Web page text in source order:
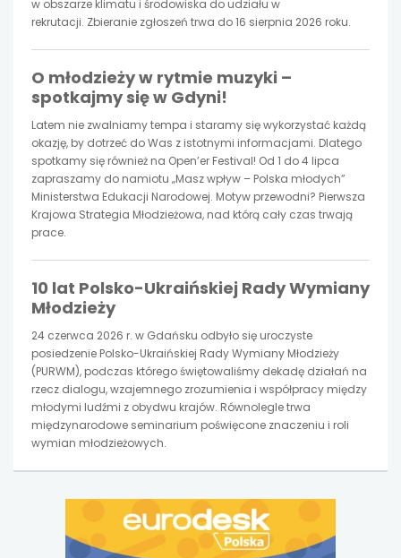
w obszarze klimatu i środowiska do udziału w
rekrutacji. Zbieranie zgłoszeń trwa do 16 sierpnia 2026 roku.
O młodzieży w rytmie muzyki –
spotkajmy się w Gdyni!
Latem nie zwalniamy tempa i staramy się wykorzystać każdą
okazję, by dotrzeć do Was z istotnymi informacjami. Dlatego
spotkamy się również na Open’er Festival! Od 1 do 4 lipca
zapraszamy do namiotu „Masz wpływ – Polska młodych”
Ministerstwa Edukacji Narodowej. Motyw przewodni? Pierwsza
Krajowa Strategia Młodzieżowa, nad którą cały czas trwają
prace.
10 lat Polsko-Ukraińskiej Rady Wymiany
Młodzieży
24 czerwca 2026 r. w Gdańsku odbyło się uroczyste
posiedzenie Polsko-Ukraińskiej Rady Wymiany Młodzieży
(PURWM), podczas którego świętowaliśmy dekadę działań na
rzecz dialogu, wzajemnego zrozumienia i współpracy między
młodymi ludźmi z obydwu krajów. Równolegle trwa
międzynarodowe seminarium poświęcone znaczeniu i roli
wymian młodzieżowych.
otwiera